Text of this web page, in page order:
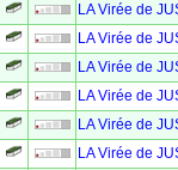
LA Virée de
LA Virée de
LA Virée de
LA Virée de
LA Virée de
LA Virée de